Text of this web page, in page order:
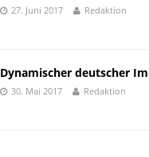
27. Juni 2017 Redaktion
Dynamischer deutscher
30. Mai 2017 Redaktion